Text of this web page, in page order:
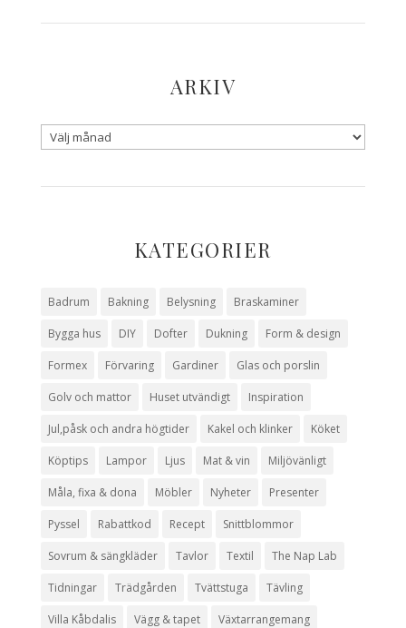
ARKIV
KATEGORIER
Badrum Bakning Belysning Braskaminer
Bygga hus DIY Dofter Dukning Form & design
Formex Förvaring Gardiner Glas och porslin
Golv och mattor Huset utvändigt Inspiration
Jul,påsk och andra högtider Kakel och klinker Köket
Köptips Lampor Ljus Mat & vin Miljövänligt
Måla, fixa & dona Möbler Nyheter Presenter
Pyssel Rabattkod Recept Snittblommor
Sovrum & sängkläder Tavlor Textil The Nap Lab
Tidningar Trädgården Tvättstuga Tävling
Villa Kåbdalis Vägg & tapet Växtarrangemang